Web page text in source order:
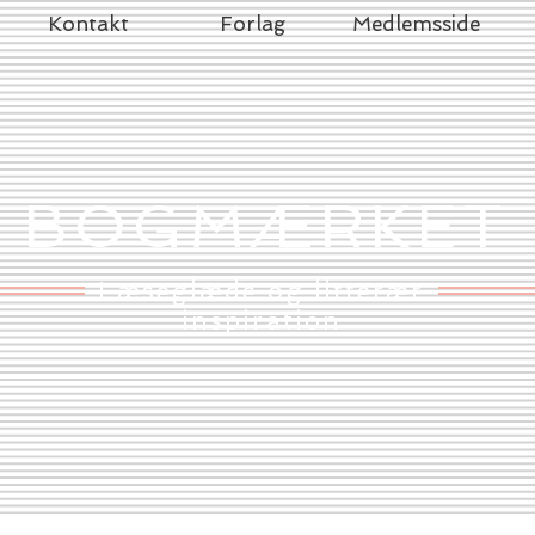
BOGMÆRKET
Læseglæde og litterær
inspiration
Kontakt Forlag Medlemsside